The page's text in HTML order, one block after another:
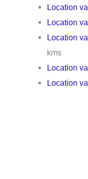
Location
Location
Location
kms
Location
Location